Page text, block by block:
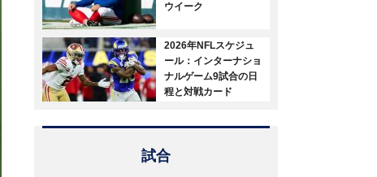
ウイーク
2026年NFLスケジュ
ール：インターナショ
ナルゲーム9試合の日
程と対戦カード
試合